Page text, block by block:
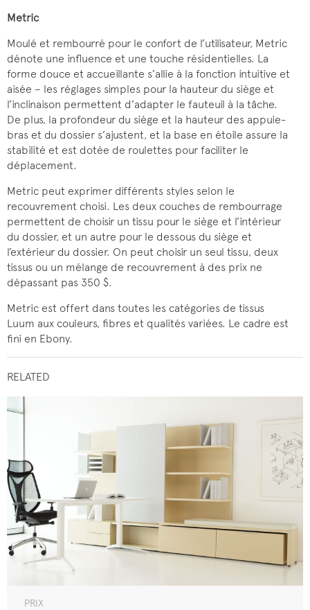
Metric
Moulé et rembourré pour le confort de l’utilisateur, Metric
dénote une influence et une touche résidentielles. La
forme douce et accueillante s’allie à la fonction intuitive et
aisée – les réglages simples pour la hauteur du siège et
l’inclinaison permettent d’adapter le fauteuil à la tâche.
De plus, la profondeur du siège et la hauteur des appuie-
bras et du dossier s’ajustent, et la base en étoile assure la
stabilité et est dotée de roulettes pour faciliter le
déplacement.
Metric peut exprimer différents styles selon le
recouvrement choisi. Les deux couches de rembourrage
permettent de choisir un tissu pour le siège et l’intérieur
du dossier, et un autre pour le dessous du siège et
l’extérieur du dossier. On peut choisir un seul tissu, deux
tissus ou un mélange de recouvrement à des prix ne
dépassant pas 350 $.
Metric est offert dans toutes les catégories de tissus
Luum aux couleurs, fibres et qualités variées. Le cadre est
fini en Ebony.
RELATED
PRIX